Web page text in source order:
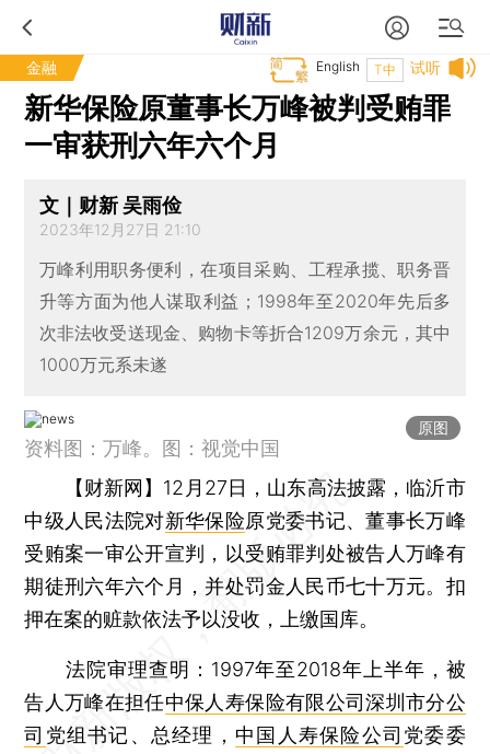
金融 试听
T中
English
新华保险原董事长万峰被判受贿罪
一审获刑六年六个月
文｜财新 吴雨俭
2023年12月27日 21:10
万峰利用职务便利，在项目采购、工程承揽、职务晋
升等方面为他人谋取利益；1998年至2020年先后多
次非法收受送现金、购物卡等折合1209万余元，其中
1000万元系未遂
原图
资料图：万峰。图：视觉中国
【财新网】 12月27日，山东高法披露，临沂市
中级人民法院对新华保险原党委书记、董事长万峰
受贿案一审公开宣判，以受贿罪判处被告人万峰有
期徒刑六年六个月，并处罚金人民币七十万元。扣
押在案的赃款依法予以没收，上缴国库。
法院审理查明：1997年至2018年上半年，被
告人万峰在担任中保人寿保险有限公司深圳市分公
司 党组书记、总经理， 中国人寿保险公司 党委委